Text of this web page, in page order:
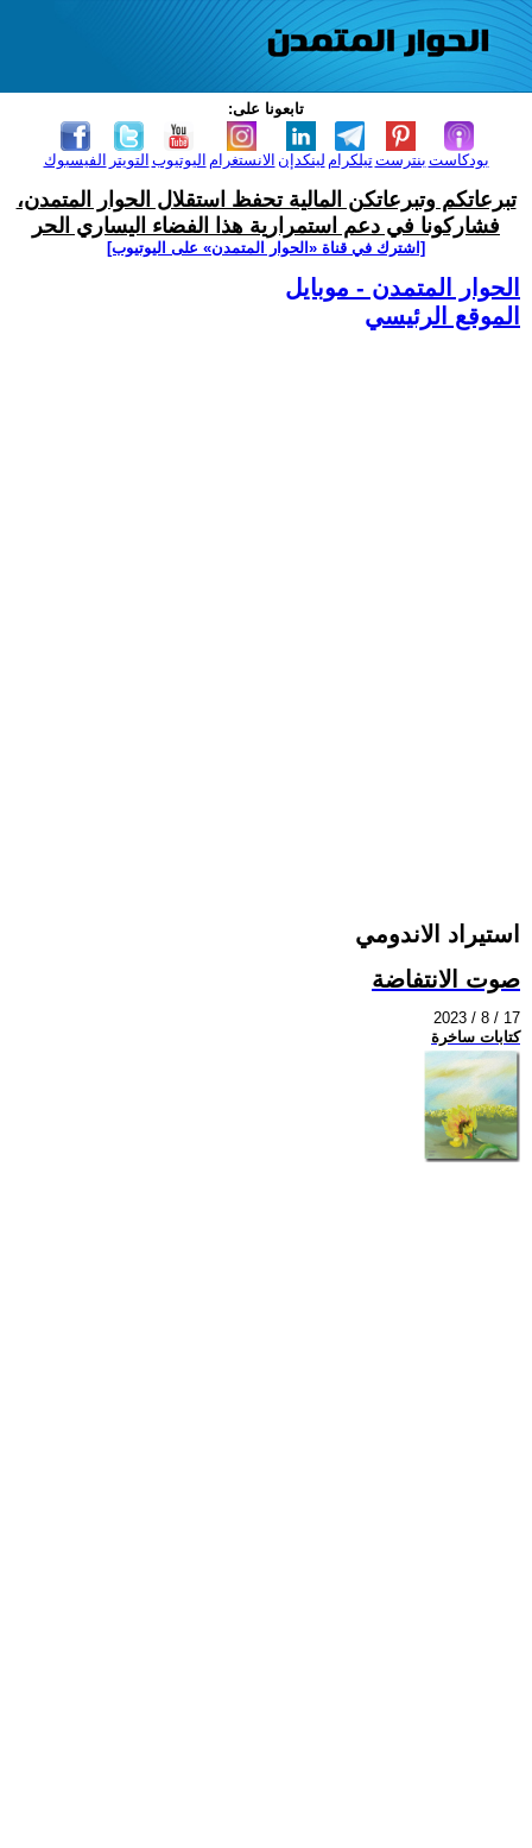
تابعونا على:
الفيسبوك التويتر اليوتيوب الانستغرام لينكدإن تيلكرامبنترست بودكاست
تبرعاتكم وتبرعاتكن المالية تحفظ استقلال الحوار المتمدن،
فشاركونا في دعم استمرارية هذا الفضاء اليساري الحر
[اشترك في قناة ‫«الحوار المتمدن» على اليوتيوب]
الحوار المتمدن - موبايل
الموقع الرئيسي
استيراد الاندومي
صوت الانتفاضة
2023 / 8 / 17
كتابات ساخرة